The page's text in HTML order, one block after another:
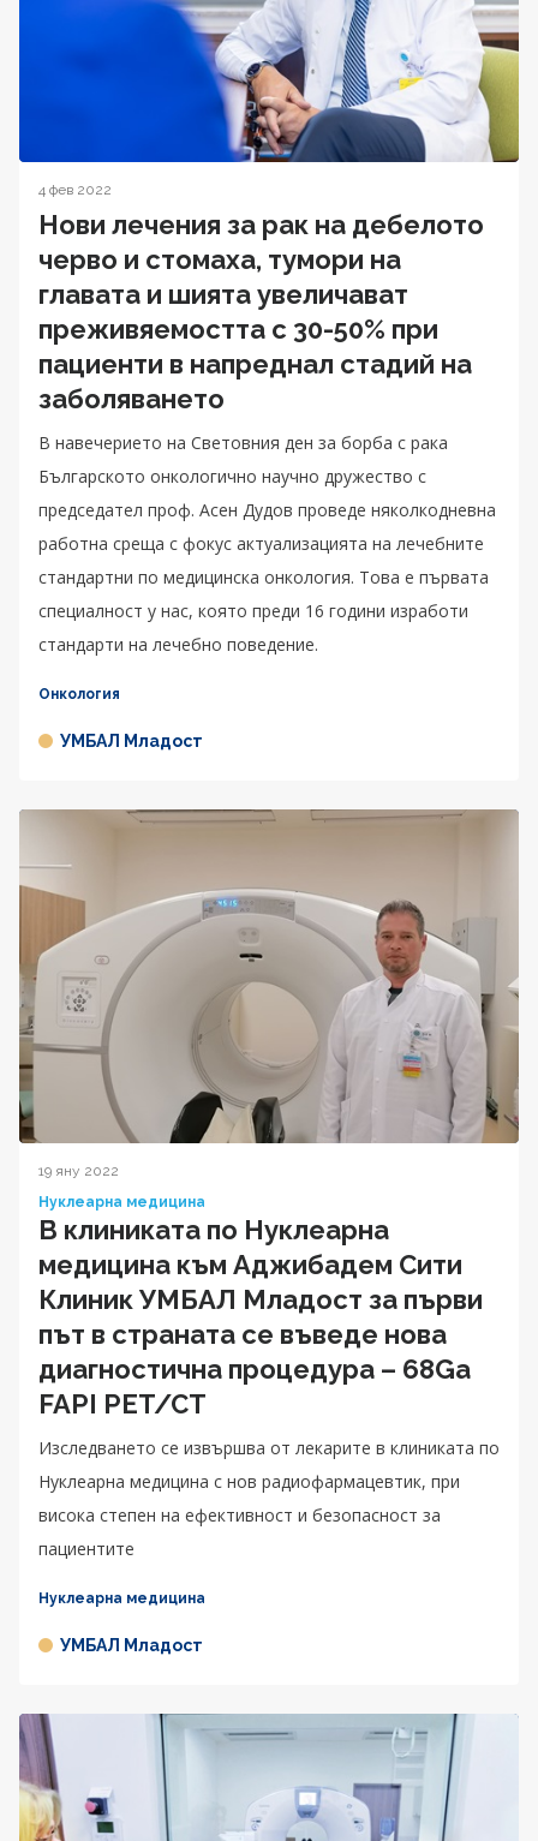
4 фев 2022
Нови лечения за рак на дебелото
черво и стомаха, тумори на
главата и шията увеличават
преживяемостта с 30-50% при
пациенти в напреднал стадий на
заболяването
В навечерието на Световния ден за борба с рака
Българското онкологично научно дружество с
председател проф. Асен Дудов проведе няколкодневна
работна среща с фокус актуализацията на лечебните
стандартни по медицинска онкология. Това е първата
специалност у нас, която преди 16 години изработи
стандарти на лечебно поведение.
Онкология
УМБАЛ Младост
19 яну 2022
Нуклеарна медицина
В клиниката по Нуклеарна
медицина към Аджибадем Сити
Клиник УМБАЛ Младост за първи
път в страната се въведе нова
диагностична процедура – 68Ga
FAPI PET/CT
Изследването се извършва от лекарите в клиниката по
Нуклеарна медицина с нов радиофармацевтик, при
висока степен на ефективност и безопасност за
пациентите
Нуклеарна медицина
УМБАЛ Младост